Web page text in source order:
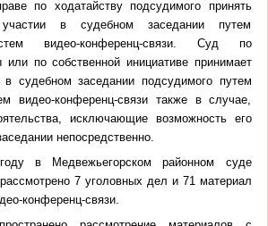
по ходатайству подсудимого принять
в судебном заседании путем
видео-конференц-связи. Суд по
или по собственной инициативе принимает
судебном заседании подсудимого путем
видео-конференц-связи также в случае,
исключающие возможность его
непосредственно.
в Медвежьегорском районном суде
7 уголовных дел и 71 материал
конференц-связи.